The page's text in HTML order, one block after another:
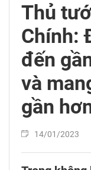
Thủ
Chính:
đến
và
gần
14/01/2023